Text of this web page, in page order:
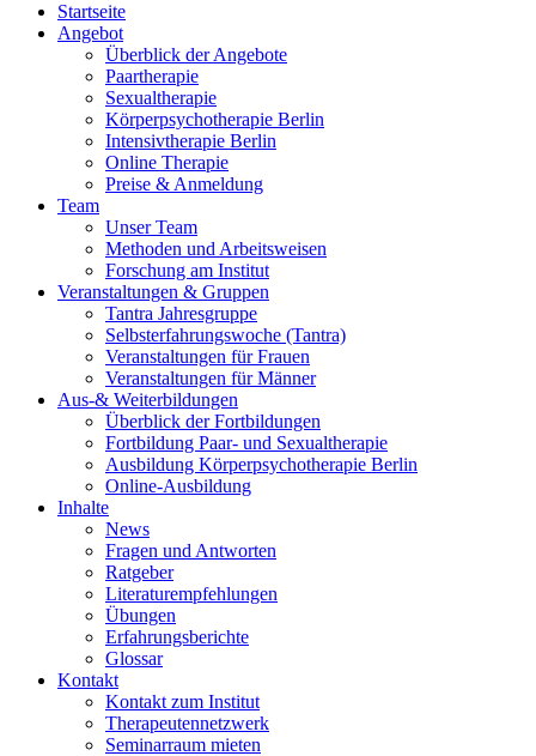
Startseite
Angebot
Überblick der Angebote
Paartherapie
Sexualtherapie
Körperpsychotherapie Berlin
Intensivtherapie Berlin
Online Therapie
Preise & Anmeldung
Team
Unser Team
Methoden und Arbeitsweisen
Forschung am Institut
Veranstaltungen & Gruppen
Tantra Jahresgruppe
Selbsterfahrungswoche (Tantra)
Veranstaltungen für Frauen
Veranstaltungen für Männer
Aus-& Weiterbildungen
Überblick der Fortbildungen
Fortbildung Paar- und Sexualtherapie
Ausbildung Körperpsychotherapie Berlin
Online-Ausbildung
Inhalte
News
Fragen und Antworten
Ratgeber
Literaturempfehlungen
Übungen
Erfahrungsberichte
Glossar
Kontakt
Kontakt zum Institut
Therapeutennetzwerk
Seminarraum mieten